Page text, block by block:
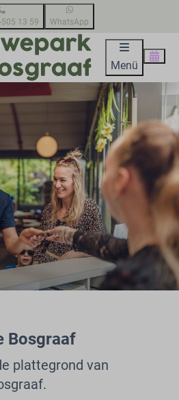
13 59 WhatsApp
Menü
Bosgraaf
plattegrond van